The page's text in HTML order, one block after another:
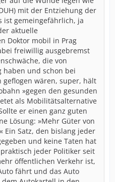
mit der Entziehung der
ist gemeingefährlich, ja
aktuelle
Doktor mobil in Prag
freiwillig ausgebremst
die von
haben und schon bei
geflogen wären, super, hält
»gegen den gesunden
als Mobilitätsalternative
er einen ganz guten
Lösung: »Mehr Güter von
Ein Satz, den bislang jeder
und keine Taten hat
jeder Politiker seit
öffentlichen Verkehr ist,
fährt und das Auto